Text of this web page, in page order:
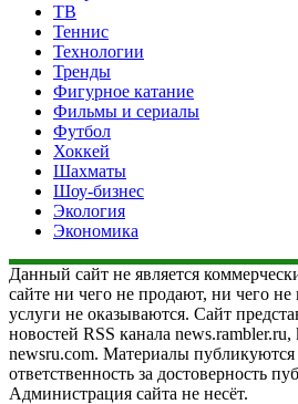
ТВ
Теннис
Технологии
Тренды
Фигурное катание
Фильмы и сериалы
Футбол
Хоккей
Шахматы
Шоу-бизнес
Экология
Экономика
Данный сайт не является
сайте ни чего не продают, ни чего
услуги не оказываются. Сайт
новостей RSS канала news.rambler.ru,
newsru.com. Материалы публикуются
ответственность за достоверность
Администрация сайта не несёт.